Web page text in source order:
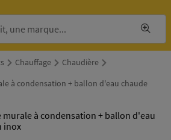
Chauffage
Chaudière
à condensation + ballon d'eau chaude